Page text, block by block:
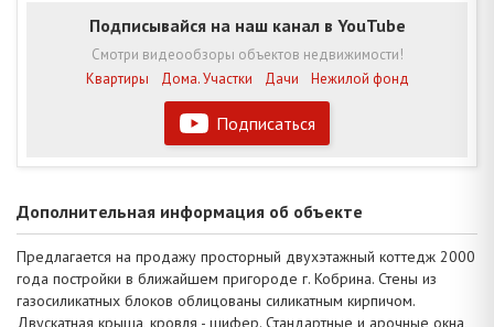
Подписаться
Подписывайся на наш канал в YouTube
Смотри видеообзоры объектов недвижимости!
Квартиры
Дома. Участки Дачи Нежилой фонд
Дополнительная информация об объекте
Предлагается на продажу просторный двухэтажный коттедж 2000
года постройки в ближайшем пригороде г. Кобрина. Стены из
газосиликатных блоков облицованы силикатным кирпичом.
Двускатная крыша, кровля - шифер. Стандартные и арочные окна,